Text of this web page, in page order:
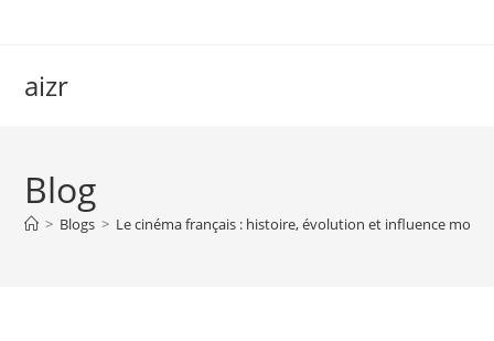
aizr
Blog
> Blogs > Le cinéma français : histoire, évolution et influence